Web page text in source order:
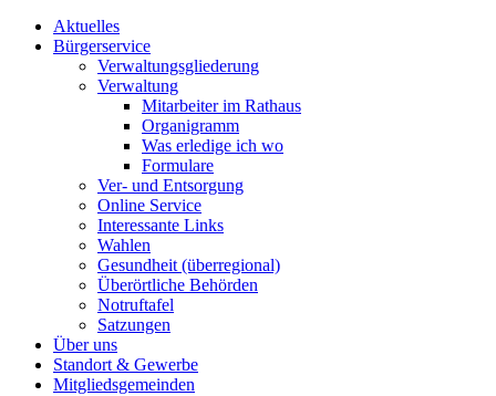
Aktuelles
Bürgerservice
Verwaltungsgliederung
Verwaltung
Mitarbeiter im Rathaus
Organigramm
Was erledige ich wo
Formulare
Ver- und Entsorgung
Online Service
Interessante Links
Wahlen
Gesundheit (überregional)
Überörtliche Behörden
Notruftafel
Satzungen
Über uns
Standort & Gewerbe
Mitgliedsgemeinden